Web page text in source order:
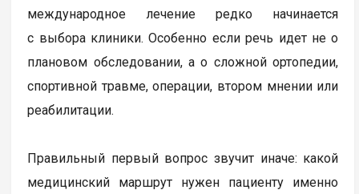
международное лечение редко начинается
с выбора клиники. Особенно если речь идет не о
плановом обследовании, а о сложной ортопедии,
спортивной травме, операции, втором мнении или
реабилитации.
Правильный первый вопрос звучит иначе: какой
медицинский маршрут нужен пациенту именно